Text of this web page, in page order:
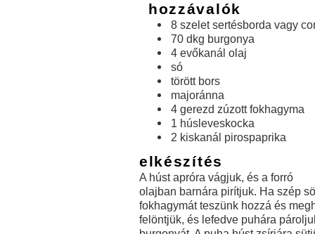
hozzávalók
8 szelet sertésborda vagy
70 dkg burgonya
4 evőkanál olaj
só
törött bors
majoránna
4 gerezd zúzott fokhagyma
1 húsleveskocka
2 kiskanál pirospaprika
elkészítés
A húst apróra vágjuk, és a forró
olajban barnára pirítjuk. Ha szép
fokhagymát teszünk hozzá és
felöntjük, és lefedve puhára